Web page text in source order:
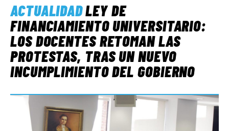
ACTUALIDADLEY DE
FINANCIAMIENTO UNIVERSITARIO:
LOS DOCENTES RETOMAN LAS
PROTESTAS, TRAS UN NUEVO
INCUMPLIMIENTO DEL GOBIERNO